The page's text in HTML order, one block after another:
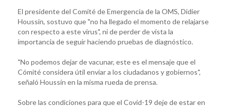
El presidente del Comité de Emergencia de la OMS, Didier
Houssin, sostuvo que "no ha llegado el momento de relajarse
con respecto a este virus", ni de perder de vista la
importancia de seguir haciendo pruebas de diagnóstico.
"No podemos dejar de vacunar, este es el mensaje que el
Cómité considera útil enviar a los ciudadanos y gobiernos",
señaló Houssin en la misma rueda de prensa.
Sobre las condiciones para que el Covid-19 deje de estar en